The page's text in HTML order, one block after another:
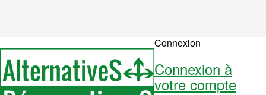
Connexion
Connexion à
votre compte